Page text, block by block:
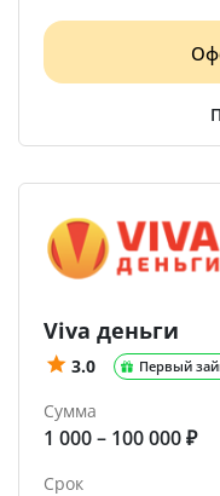
Viva деньги
3.0 Первый
Сумма
1 000 – 100 000 ₽
Срок